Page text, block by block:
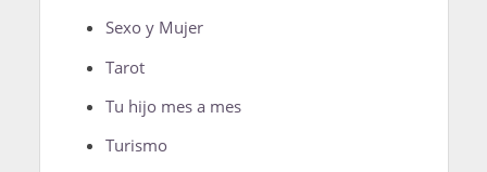
Sexo y Mujer
Tarot
Tu hijo mes a mes
Turismo